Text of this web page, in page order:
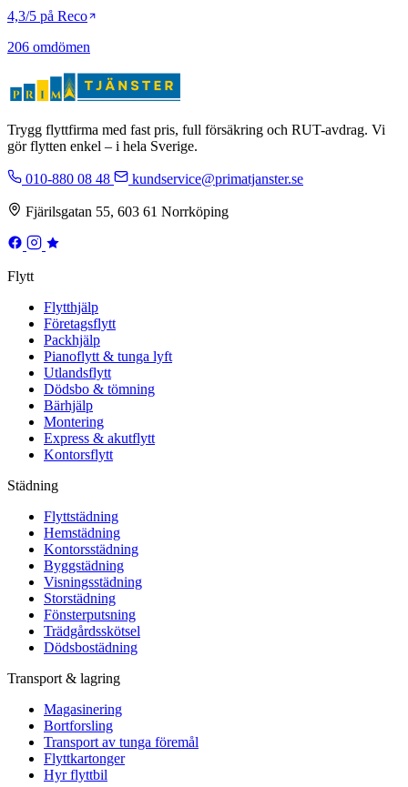
4,3/5 på Reco
206 omdömen
Trygg flyttfirma med fast pris, full försäkring och RUT-avdrag. Vi
gör flytten enkel – i hela Sverige.
010-880 08 48 kundservice@primatjanster.se
Fjärilsgatan 55, 603 61 Norrköping
Flytt
Flytthjälp
Företagsflytt
Packhjälp
Pianoflytt & tunga lyft
Utlandsflytt
Dödsbo & tömning
Bärhjälp
Montering
Express & akutflytt
Kontorsflytt
Städning
Flyttstädning
Hemstädning
Kontorsstädning
Byggstädning
Visningsstädning
Storstädning
Fönsterputsning
Trädgårdsskötsel
Dödsbostädning
Transport & lagring
Magasinering
Bortforsling
Transport av tunga föremål
Flyttkartonger
Hyr flyttbil